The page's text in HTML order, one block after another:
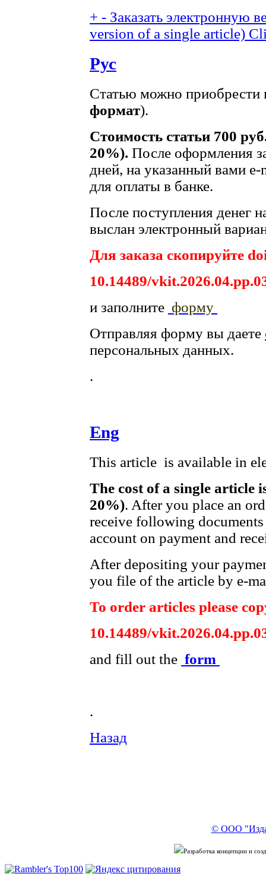
+ - Заказать электронную
version of a single article)
Рус
Статью можно приобрести
формат).
Стоимость статьи 700
20%). После оформления
дней, на указанный вами
для оплаты в банке.
После поступления денег
выслан электронный
Для заказа скопируйте
10.14489/
и заполните форму
Отправляя форму вы даете
персональных данных.
.
Eng
This article is available in
The cost of a single article
20%). After you place an
receive following
account on payment and
After depositing your
you file of the article by e-
To order articles please
10.14489/
and fill out the form
.
Назад
© ООО
Разработка концепции и